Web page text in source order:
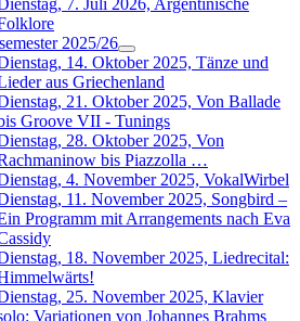
2025/26
14. Oktober 2025, Tänze und
aus Griechenland
21. Oktober 2025, Von Ballade
Groove VII - Tunings
28. Oktober 2025, Von
bis Piazzolla …
4. November 2025, VokalWirbel
11. November 2025, Songbird –
Programm mit Arrangements nach Eva
18. November 2025, Liedrecital:
25. November 2025, Klavier
Variationen von Johannes Brahms